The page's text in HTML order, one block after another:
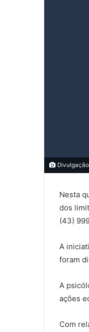
Divulgação
Nesta
dos
(43)
A
foram
A
ações
Com